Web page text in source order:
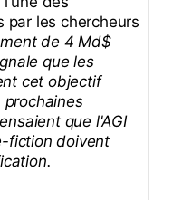
par les chercheurs
de 4 Md$
que les
cet objectif
que l'AGI
fiction doivent